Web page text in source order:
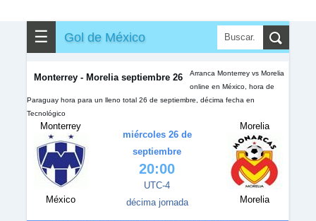
☰ Gol de México
Monterrey - Morelia septiembre 26
Arranca Monterrey vs Morelia
online en México, hora de
Paraguay hora para un lleno total 26 de septiembre, décima fecha en
Tecnológico
Monterrey
México
miércoles 26 de
septiembre
20:00
UTC-4
décima jornada
Morelia
Morelia